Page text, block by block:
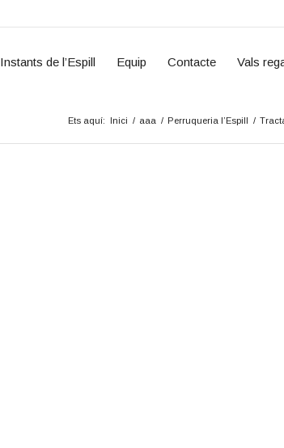
Instants de l’Espill Equip Contacte Vals
Ets aquí: Inici / aaa / Perruqueria l’Espill /